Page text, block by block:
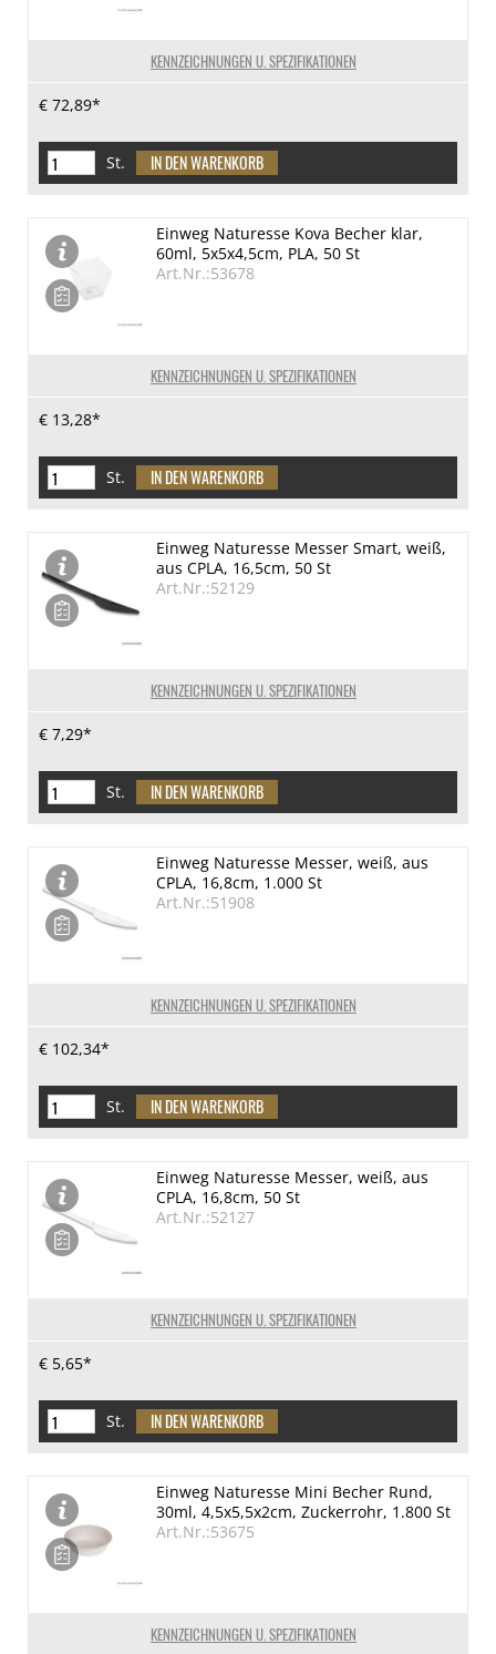
KENNZEICHNUNGEN U. SPEZIFIKATIONEN
€ 72,89*
St.
KENNZEICHNUNGEN U. SPEZIFIKATIONEN
Einweg Naturesse Kova Becher klar,
60ml, 5x5x4,5cm, PLA, 50 St
Art.Nr.:53678
€ 13,28*
St.
KENNZEICHNUNGEN U. SPEZIFIKATIONEN
Einweg Naturesse Messer Smart, weiß,
aus CPLA, 16,5cm, 50 St
Art.Nr.:52129
€ 7,29*
St.
KENNZEICHNUNGEN U. SPEZIFIKATIONEN
Einweg Naturesse Messer, weiß, aus
CPLA, 16,8cm, 1.000 St
Art.Nr.:51908
€ 102,34*
St.
KENNZEICHNUNGEN U. SPEZIFIKATIONEN
Einweg Naturesse Messer, weiß, aus
CPLA, 16,8cm, 50 St
Art.Nr.:52127
€ 5,65*
St.
KENNZEICHNUNGEN U. SPEZIFIKATIONEN
Einweg Naturesse Mini Becher Rund,
30ml, 4,5x5,5x2cm, Zuckerrohr, 1.800 St
Art.Nr.:53675